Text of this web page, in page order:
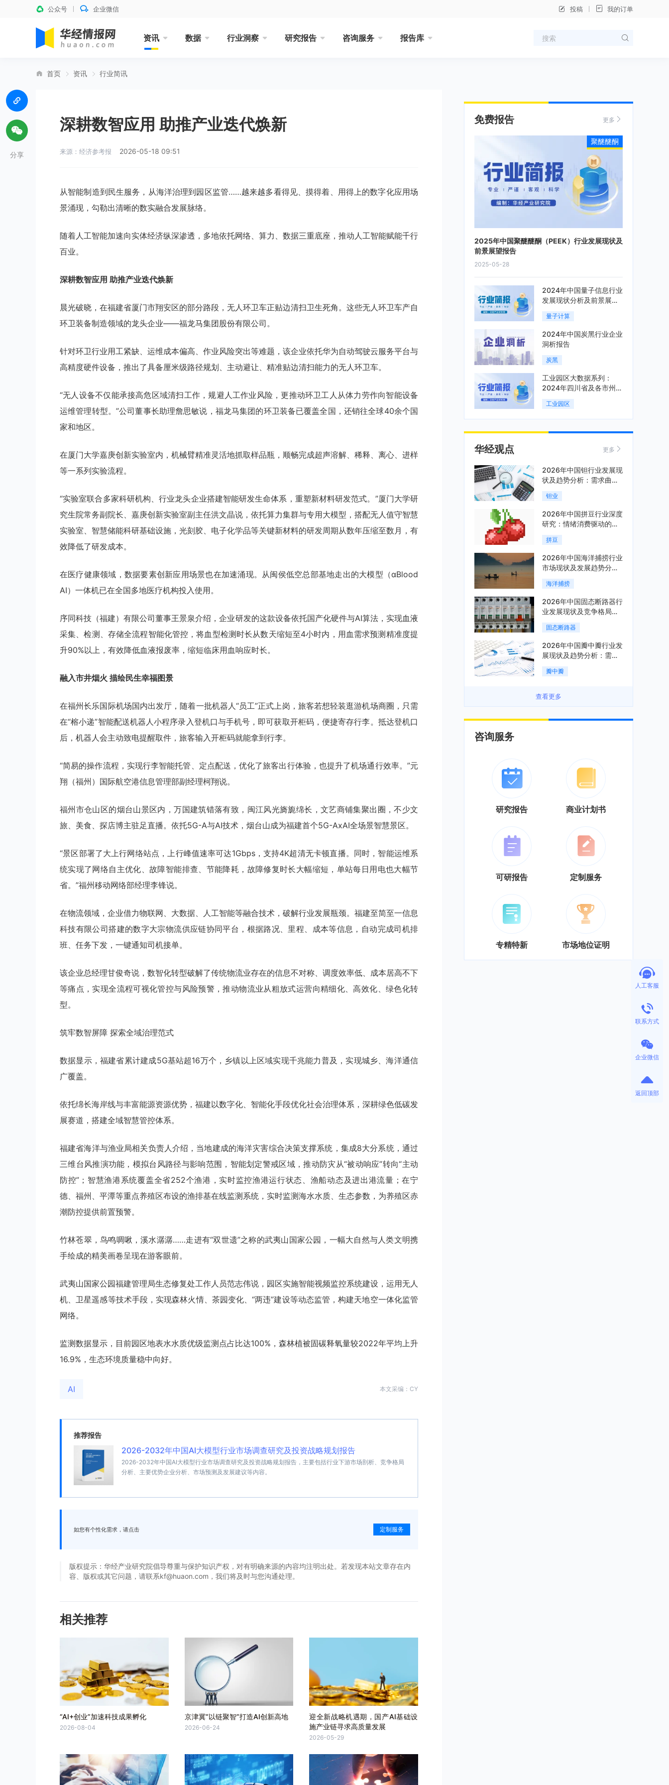
公众号 企业微信 投稿 我的订单
资讯 数据 行业洞察 研究报告 咨询服务 报告库
首页 资讯 行业简讯
深耕数智应用 助推产业迭代焕新
来源：经济参考报 2026-05-18 09:51
从智能制造到民生服务，从海洋治理到园区监管……越来越多看得见、摸得着、用得上的数字化应用场
景涌现，勾勒出清晰的数实融合发展脉络。
随着人工智能加速向实体经济纵深渗透，多地依托网络、算力、数据三重底座，推动人工智能赋能千行
百业。
深耕数智应用 助推产业迭代焕新
晨光破晓，在福建省厦门市翔安区的部分路段，无人环卫车正贴边清扫卫生死角。这些无人环卫车产自
环卫装备制造领域的龙头企业——福龙马集团股份有限公司。
针对环卫行业用工紧缺、运维成本偏高、作业风险突出等难题，该企业依托华为自动驾驶云服务平台与
高精度硬件设备，推出了具备厘米级路径规划、主动避让、精准贴边清扫能力的无人环卫车。
“无人设备不仅能承接高危区域清扫工作，规避人工作业风险，更推动环卫工人从体力劳作向智能设备
运维管理转型。”公司董事长助理詹思敏说，福龙马集团的环卫装备已覆盖全国，还销往全球40余个国
家和地区。
在厦门大学嘉庚创新实验室内，机械臂精准灵活地抓取样品瓶，顺畅完成超声溶解、稀释、离心、进样
等一系列实验流程。
“实验室联合多家科研机构、行业龙头企业搭建智能研发生命体系，重塑新材料研发范式。”厦门大学研
究生院常务副院长、嘉庚创新实验室副主任洪文晶说，依托算力集群与专用大模型，搭配无人值守智慧
实验室、智慧储能科研基础设施，光刻胶、电子化学品等关键新材料的研发周期从数年压缩至数月，有
效降低了研发成本。
在医疗健康领域，数据要素创新应用场景也在加速涌现。从闽侯低空总部基地走出的大模型（αBlood
AI）一体机已在全国多地医疗机构投入使用。
序同科技（福建）有限公司董事王景泉介绍，企业研发的这款设备依托国产化硬件与AI算法，实现血液
采集、检测、存储全流程智能化管控，将血型检测时长从数天缩短至4小时内，用血需求预测精准度提
升90%以上，有效降低血液报废率，缩短临床用血响应时长。
融入市井烟火 描绘民生幸福图景
在福州长乐国际机场国内出发厅，随着一批机器人“员工”正式上岗，旅客若想轻装逛游机场商圈，只需
在“榕小递”智能配送机器人小程序录入登机口与手机号，即可获取开柜码，便捷寄存行李。抵达登机口
后，机器人会主动致电提醒取件，旅客输入开柜码就能拿到行李。
“简易的操作流程，实现行李智能托管、定点配送，优化了旅客出行体验，也提升了机场通行效率。”元
翔（福州）国际航空港信息管理部副经理柯翔说。
福州市仓山区的烟台山景区内，万国建筑错落有致，闽江风光旖旎绵长，文艺商铺集聚出圈，不少文
旅、美食、探店博主驻足直播。依托5G-A与AI技术，烟台山成为福建首个5G-AxAI全场景智慧景区。
“景区部署了大上行网络站点，上行峰值速率可达1Gbps，支持4K超清无卡顿直播。同时，智能运维系
统实现了网络自主优化、故障智能排查、节能降耗，故障修复时长大幅缩短，单站每日用电也大幅节
省。”福州移动网络部经理李锋说。
在物流领域，企业借力物联网、大数据、人工智能等融合技术，破解行业发展瓶颈。福建至简至一信息
科技有限公司搭建的数字大宗物流供应链协同平台，根据路况、里程、成本等信息，自动完成司机排
班、任务下发，一键通知司机接单。
该企业总经理甘俊奇说，数智化转型破解了传统物流业存在的信息不对称、调度效率低、成本居高不下
等痛点，实现全流程可视化管控与风险预警，推动物流业从粗放式运营向精细化、高效化、绿色化转
型。
筑牢数智屏障 探索全域治理范式
数据显示，福建省累计建成5G基站超16万个，乡镇以上区域实现千兆能力普及，实现城乡、海洋通信
广覆盖。
依托绵长海岸线与丰富能源资源优势，福建以数字化、智能化手段优化社会治理体系，深耕绿色低碳发
展赛道，搭建全域智慧管控体系。
福建省海洋与渔业局相关负责人介绍，当地建成的海洋灾害综合决策支撑系统，集成8大分系统，通过
三维台风推演功能，模拟台风路径与影响范围，智能划定警戒区域，推动防灾从“被动响应”转向“主动
防控”；智慧渔港系统覆盖全省252个渔港，实时监控渔港运行状态、渔船动态及进出港流量；在宁
德、福州、平潭等重点养殖区布设的渔排基在线监测系统，实时监测海水水质、生态参数，为养殖区赤
潮防控提供前置预警。
竹林苍翠，鸟鸣啁啾，溪水潺潺……走进有“双世遗”之称的武夷山国家公园，一幅大自然与人类文明携
手绘成的精美画卷呈现在游客眼前。
武夷山国家公园福建管理局生态修复处工作人员范志伟说，园区实施智能视频监控系统建设，运用无人
机、卫星遥感等技术手段，实现森林火情、茶园变化、“两违”建设等动态监管，构建天地空一体化监管
网络。
监测数据显示，目前园区地表水水质优级监测点占比达100%，森林植被固碳释氧量较2022年平均上升
16.9%，生态环境质量稳中向好。
AI 本文采编：CY
推荐报告
2026-2032年中国AI大模型行业市场调查研究及投资战略规划报告
2026-2032年中国AI大模型行业市场调查研究及投资战略规划报告，主要包括行业下游市场剖析、竞争格局
分析、主要优势企业分析、市场预测及发展建议等内容。
如您有个性化需求，请点击 定制服务
版权提示：华经产业研究院倡导尊重与保护知识产权，对有明确来源的内容均注明出处。若发现本站文章存在内
容、版权或其它问题，请联系kf@huaon.com，我们将及时与您沟通处理。
相关推荐
“AI+创业”加速科技成果孵化
2026-08-04
京津冀“以链聚智”打造AI创新高地
2026-06-24
迎全新战略机遇期，国产AI基础设
施产业链寻求高质量发展
2026-05-29
分享
免费报告 更多
2025年中国聚醚醚酮（PEEK）行业发展现状及
前景展望报告
2025-05-28
聚醚醚酮
2024年中国量子信息行业
发展现状分析及前景展望
报告
量子计算
2024年中国炭黑行业企业
洞析报告
炭黑
工业园区大数据系列：
2024年四川省及各市州工
业园区全景洞析报告
工业园区
华经观点 更多
2026年中国钽行业发展现
状及趋势分析：需求曲线
陡峭与供给曲线平缓的博
弈加剧「图」
钽业
2026年中国拼豆行业深度
研究：情绪消费驱动的新
兴手工赛道「图」
拼豆
2026年中国海洋捕捞行业
市场现状及发展趋势分
析：科技赋能与智能化转
型加速「图」
海洋捕捞
2026年中国固态断路器行
业发展现状及竞争格局分
析：国际巨头领跑技术，
国内企业加速追赶「图」
固态断路器
2026年中国瓣中瓣行业发
展现状及趋势分析：需求
可持续释放，市场发展前
景良好「图」
瓣中瓣
查看更多
咨询服务
研究报告 商业计划书
可研报告 定制服务
专精特新 市场地位证明
人工客服
联系方式
企业微信
返回顶部